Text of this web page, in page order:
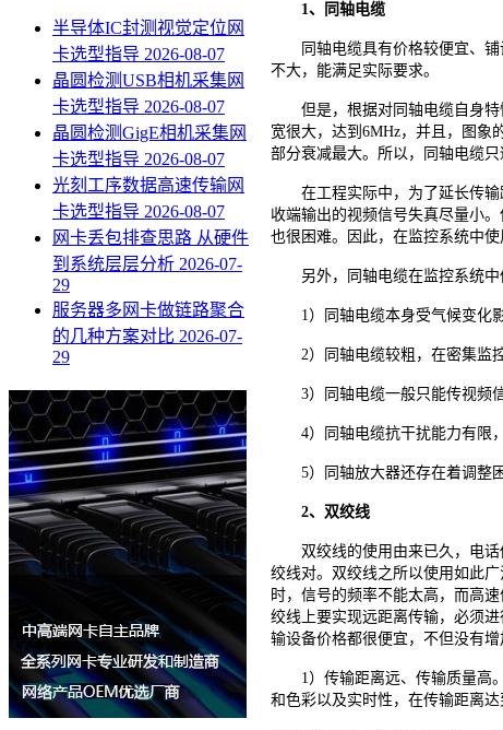
半导体IC封测视觉定位网
卡选型指导 2026-08-07
晶圆检测USB相机采集网
卡选型指导 2026-08-07
晶圆检测GigE相机采集网
卡选型指导 2026-08-07
光刻工序数据高速传输网
卡选型指导 2026-08-07
网卡丢包排查思路 从硬件
到系统层层分析 2026-07-
29
服务器多网卡做链路聚合
的几种方案对比 2026-07-
29
1、同轴电缆
同轴电缆具有价格较便宜、铺
不大，能满足实际要求。
但是，根据对同轴电缆自身特
宽很大，达到6MHz，并且，图象
部分衰减最大。所以，同轴电缆
在工程实际中，为了延长传输
收端输出的视频信号失真尽量小
也很困难。因此，在监控系统中
另外，同轴电缆在监控系统中
1）同轴电缆本身受气候变化影
2）同轴电缆较粗，在密集监控
3）同轴电缆一般只能传视频信
4）同轴电缆抗干扰能力有限，
5）同轴放大器还存在着调整困
2、双绞线
双绞线的使用由来已久，电话
绞线对。双绞线之所以使用如此
时，信号的频率不能太高，而高
绞线上要实现远距离传输，必须
输设备价格都很便宜，不但没有
1）传输距离远、传输质量高。
和色彩以及实时性，在传输距离